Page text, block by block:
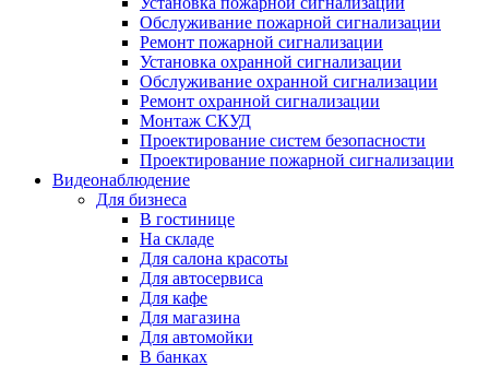
Обслуживание пожарной сигнализации
Ремонт пожарной сигнализации
Установка охранной сигнализации
Обслуживание охранной сигнализации
Ремонт охранной сигнализации
Монтаж СКУД
Проектирование систем безопасности
Проектирование пожарной сигнализации
Видеонаблюдение
Для бизнеса
В гостинице
На складе
Для салона красоты
Для автосервиса
Для кафе
Для магазина
Для автомойки
В банках